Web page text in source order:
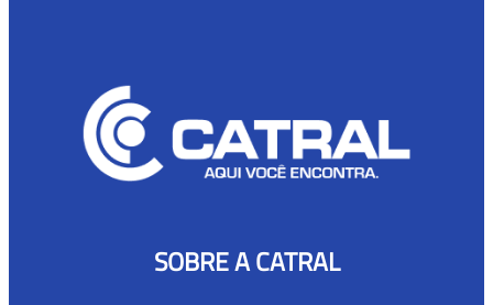
SOBRE A CATRAL